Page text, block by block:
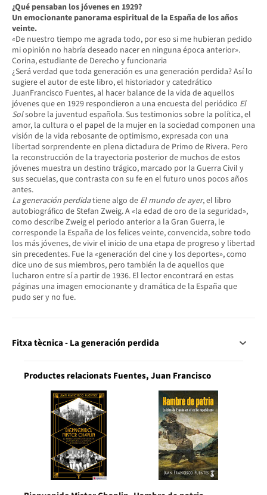
¿Qué pensaban losjóvenesen 1929?
Unemocionante panoramaespiritual de la España de losaños
veinte.
«De nuestro tiempo me agrada todo, por eso si me hubieran pedido
mi opinión no habría deseado nacer en ninguna época anterior».
Corina, estudiante de Derecho y funcionaria
¿Será verdad que toda generación es una generación perdida? Así lo
sugiere el autor de este libro, el historiador y catedrático
JuanFrancisco Fuentes, al hacer balance de la vida de aquellos
jóvenes que en 1929 respondieron a una encuesta del periódico El
Solsobre la juventud española. Sus testimonios sobre la política, el
amor, la cultura o el papel de la mujer en la sociedad componen una
visión de la vida rebosante de optimismo, expresada con una
libertad sorprendente en plena dictadura de Primo de Rivera. Pero
la reconstrucción de la trayectoria posterior de muchos de estos
jóvenes muestra un destino trágico, marcado por la Guerra Civil y
sus secuelas, que contrasta con su fe en el futuro unos pocos años
antes.
La generación perdidatiene algo de El mundo de ayer, el libro
autobiográfico de Stefan Zweig. A «la edad de oro de la seguridad»,
como describe Zweig el periodo anterior a la Gran Guerra, le
corresponde la España de los felices veinte, convencida, sobre todo
los más jóvenes, de vivir el inicio de una etapa de progreso y libertad
sin precedentes. Fue la «generación del cine y los deportes», como
dice uno de sus miembros, pero también la de aquellos que
lucharon entre sí a partir de 1936. El lector encontrará en estas
páginas una imagen emocionante y dramática de la España que
pudo ser y no fue.
Fitxa tècnica - La generación perdida
Productes relacionats Fuentes, Juan Francisco